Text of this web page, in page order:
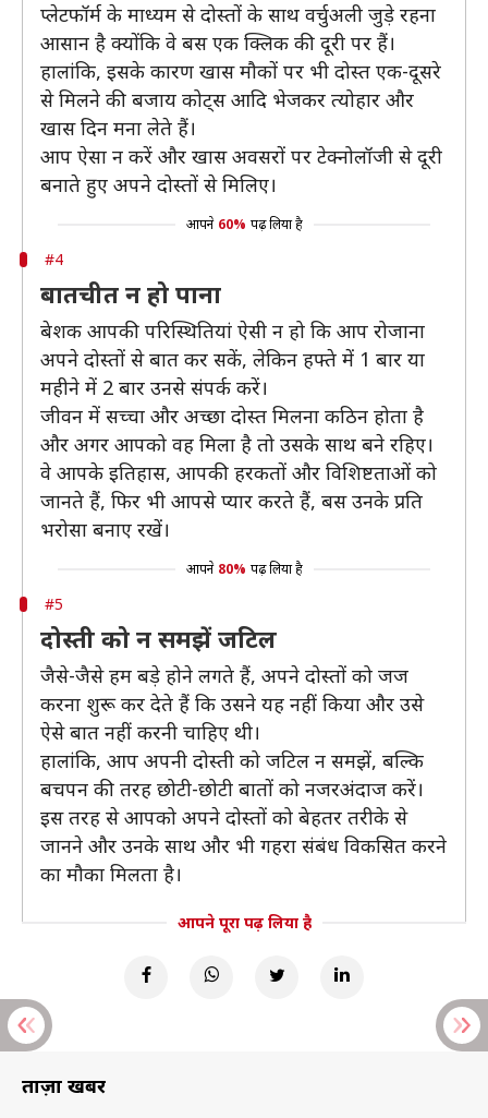
प्लेटफॉर्म के माध्यम से दोस्तों के साथ वर्चुअली जुड़े रहना
आसान है क्योंकि वे बस एक क्लिक की दूरी पर हैं।
हालांकि, इसके कारण खास मौकों पर भी दोस्त एक-दूसरे
से मिलने की बजाय कोट्स आदि भेजकर त्योहार और
खास दिन मना लेते हैं।
आप ऐसा न करें और खास अवसरों पर टेक्नोलॉजी से दूरी
बनाते हुए अपने दोस्तों से मिलिए।
आपने 60% पढ़ लिया है
#4
बातचीत न हो पाना
बेशक आपकी परिस्थितियां ऐसी न हो कि आप रोजाना
अपने दोस्तों से बात कर सकें, लेकिन हफ्ते में 1 बार या
महीने में 2 बार उनसे संपर्क करें।
जीवन में सच्चा और अच्छा दोस्त मिलना कठिन होता है
और अगर आपको वह मिला है तो उसके साथ बने रहिए।
वे आपके इतिहास, आपकी हरकतों और विशिष्टताओं को
जानते हैं, फिर भी आपसे प्यार करते हैं, बस उनके प्रति
भरोसा बनाए रखें।
आपने 80% पढ़ लिया है
#5
दोस्ती को न समझें जटिल
जैसे-जैसे हम बड़े होने लगते हैं, अपने दोस्तों को जज
करना शुरू कर देते हैं कि उसने यह नहीं किया और उसे
ऐसे बात नहीं करनी चाहिए थी।
हालांकि, आप अपनी दोस्ती को जटिल न समझें, बल्कि
बचपन की तरह छोटी-छोटी बातों को नजरअंदाज करें।
इस तरह से आपको अपने दोस्तों को बेहतर तरीके से
जानने और उनके साथ और भी गहरा संबंध विकसित करने
का मौका मिलता है।
आपने पूरा पढ़ लिया है
ताज़ा खबरें